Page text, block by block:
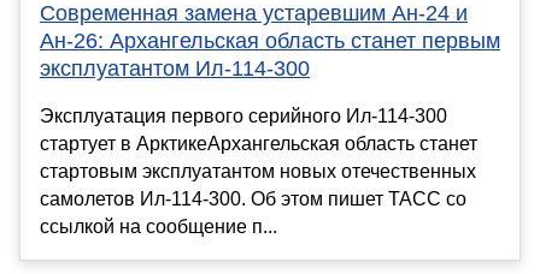
Современная замена устаревшим Ан-24 и
Ан-26: Архангельская область станет первым
эксплуатантом Ил-114-300
Эксплуатация первого серийного Ил-114-300
стартует в АрктикеАрхангельская область станет
стартовым эксплуатантом новых отечественных
самолетов Ил-114-300. Об этом пишет ТАСС со
ссылкой на сообщение п...